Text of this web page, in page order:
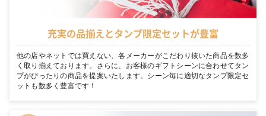
充実の品揃えとタンプ限定セットが豊富
他の店やネットでは買えない、各メーカーがこだわり抜いた商品を数多
く取り揃えております。さらに、お客様のギフトシーンに合わせてタン
プがぴったりの商品を提案いたします。シーン毎に適切なタンプ限定セ
ットも数多く豊富です！